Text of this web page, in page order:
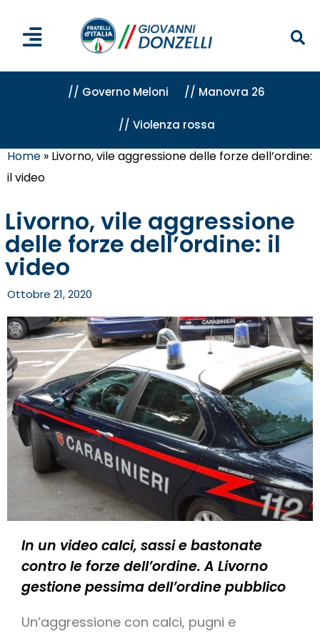
// Governo Meloni // Manovra 26
// Violenza rossa
Home » Livorno, vile aggressione delle forze dell’ordine:
il video
Livorno, vile aggressione
delle forze dell’ordine: il
video
Ottobre 21, 2020
In un video calci, sassi e bastonate
contro le forze dell’ordine. A Livorno
gestione pessima dell’ordine pubblico
Un’aggressione con calci, pugni e